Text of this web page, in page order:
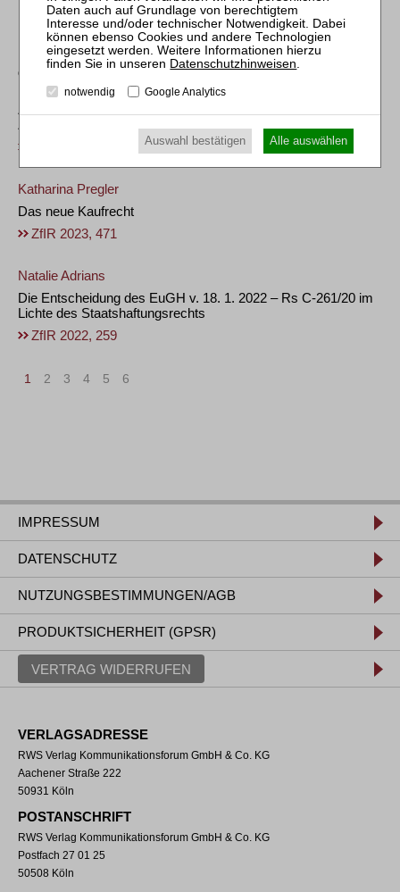
Peter Depré
Die Zeitvergütung in der Zwangsverwaltung – Richtlinien für
die Praxis
Besprechung von BGH, Beschl. v. 11. 10. 2007 – V ZB 1/07,
ZfIR 2008, 71
ZfIR 2008, 72
Katharina Pregler
Das neue Kaufrecht
ZfIR 2023, 471
Natalie Adrians
Die Entscheidung des EuGH v. 18. 1. 2022 – Rs C-261/20 im
Lichte des Staatshaftungsrechts
ZfIR 2022, 259
1 2 3 4 5 6
IMPRESSUM
DATENSCHUTZ
NUTZUNGSBESTIMMUNGEN/AGB
PRODUKTSICHERHEIT (GPSR)
VERTRAG WIDERRUFEN
VERLAGSADRESSE
RWS Verlag Kommunikationsforum GmbH & Co. KG
Aachener Straße 222
50931 Köln
POSTANSCHRIFT
RWS Verlag Kommunikationsforum GmbH & Co. KG
Postfach 27 01 25
50508 Köln
Datenschutzhinweisen.
notwendig Google Analytics
Auswahl bestätigen Alle auswählen